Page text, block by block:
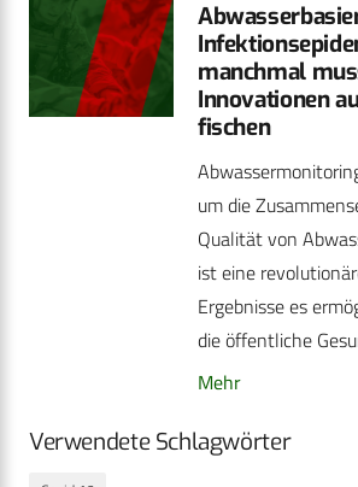
manchmal
Innovationen
fischen
um die
Qualität von
ist eine
Ergebnisse es
die öffentliche
Mehr
Verwendete Schlagwörter